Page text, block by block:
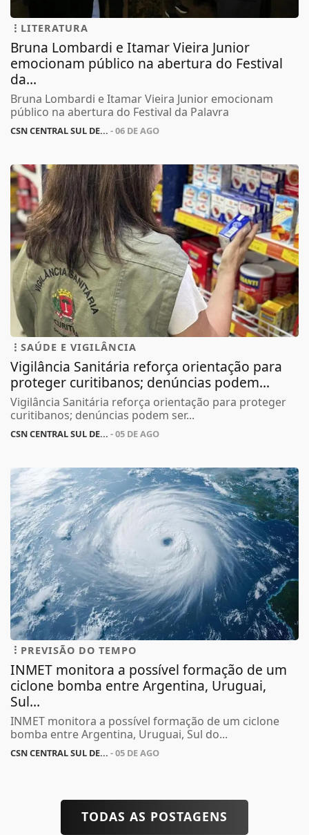
LITERATURA
Bruna Lombardi e Itamar Vieira Junior
emocionam público na abertura do Festival
da...
Bruna Lombardi e Itamar Vieira Junior emocionam
público na abertura do Festival da Palavra
CSN CENTRAL SUL DE... - 06 DE AGO
SAÚDE E VIGILÂNCIA
Vigilância Sanitária reforça orientação para
proteger curitibanos; denúncias podem...
Vigilância Sanitária reforça orientação para proteger
curitibanos; denúncias podem ser...
CSN CENTRAL SUL DE... - 05 DE AGO
PREVISÃO DO TEMPO
INMET monitora a possível formação de um
ciclone bomba entre Argentina, Uruguai,
Sul...
INMET monitora a possível formação de um ciclone
bomba entre Argentina, Uruguai, Sul do...
CSN CENTRAL SUL DE... - 05 DE AGO
TODAS AS POSTAGENS